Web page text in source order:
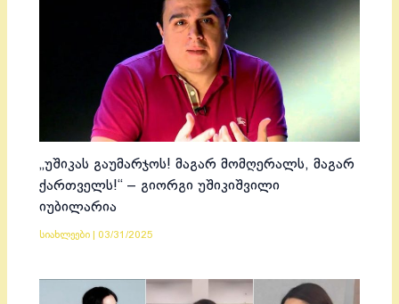
„უშიკას გაუმარჯოს! მაგარ მომღერალს, მაგარ
ქართველს!“ – გიორგი უშიკიშვილი
იუბილარია
სიახლეები 03/31/2025